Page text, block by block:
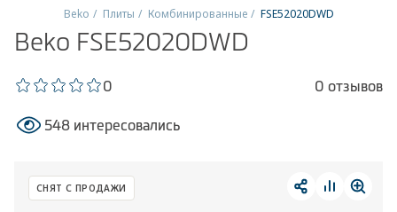
Холодильники и морозильники
Стиральные и сушильные машины
Посудомоечные машины
Встраиваемая техника
Beko Плиты Комбинированные FSE52020DWD
Beko FSE52020DWD
0 0 отзывов
548 интересовались
СНЯТ С ПРОДАЖИ